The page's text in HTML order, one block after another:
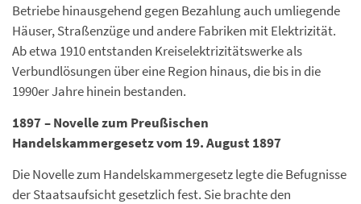
Betriebe hinausgehend gegen Bezahlung auch umliegende
Häuser, Straßenzüge und andere Fabriken mit Elektrizität.
Ab etwa 1910 entstanden Kreiselektrizitätswerke als
Verbundlösungen über eine Region hinaus, die bis in die
1990er Jahre hinein bestanden.
1897 – Novelle zum Preußischen
Handelskammergesetz vom 19. August 1897
Die Novelle zum Handelskammergesetz legte die Befugnisse
der Staatsaufsicht gesetzlich fest. Sie brachte den